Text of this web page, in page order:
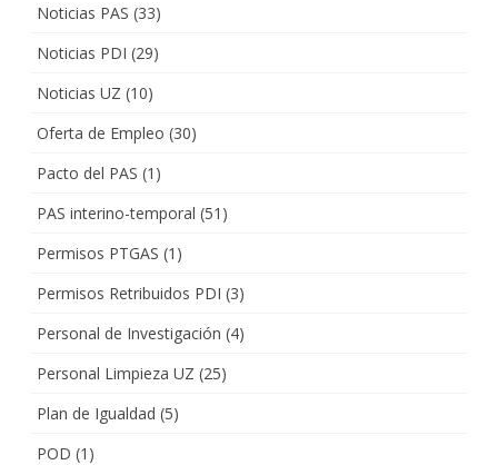
Noticias PAS (33)
Noticias PDI (29)
Noticias UZ (10)
Oferta de Empleo (30)
Pacto del PAS (1)
PAS interino-temporal (51)
Permisos PTGAS (1)
Permisos Retribuidos PDI (3)
Personal de Investigación (4)
Personal Limpieza UZ (25)
Plan de Igualdad (5)
POD (1)